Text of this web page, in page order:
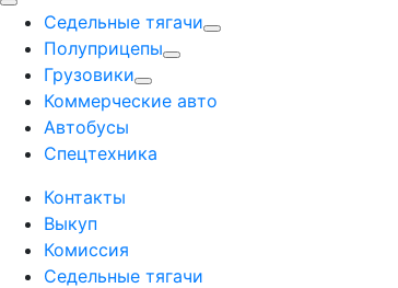
Седельные тягачи
Полуприцепы
Грузовики
Коммерческие авто
Автобусы
Спецтехника
Контакты
Выкуп
Комиссия
Седельные тягачи